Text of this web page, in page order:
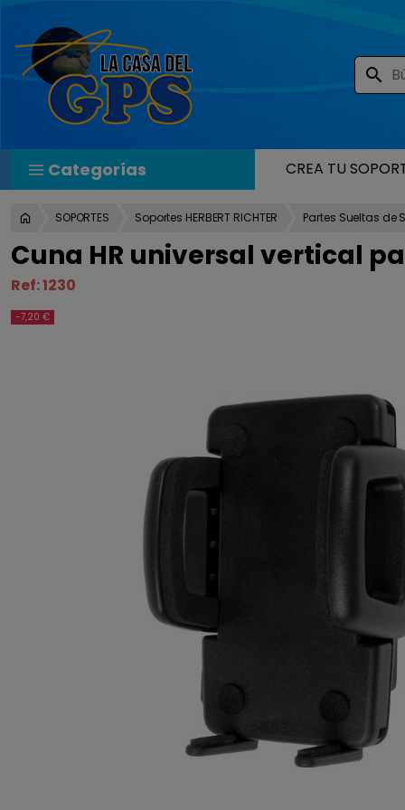
search
Categorías CREA TU
SOPORTES Soportes HERBERT RICHTER Partes Sueltas de
Cuna HR universal vertical
Ref:1230
-7,20 €